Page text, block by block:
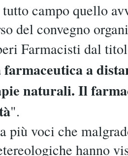
campo quello
del convegno
Farmacisti dal
farmaceutica a
naturali. Il
".
più voci che
hanno